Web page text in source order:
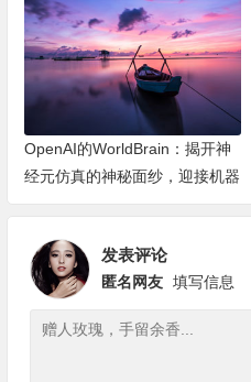
OpenAI的WorldBrain：揭开神
经元仿真的神秘面纱，迎接机器
深度思考的新纪元
发表评论
匿名网友 填写信息